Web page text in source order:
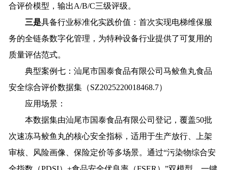
合评价模型，输出A/B/C三级评级。
三是具备行业标准化实践价值：首次实现电梯维保服
务的全链条数字化管理，为特种设备行业提供了可复用的
质量评估范式。
典型案例七：汕尾市国泰食品有限公司马鲛鱼丸食品
安全综合评价数据集（SZ2025220018468.7）
应用场景：
本数据集由汕尾市国泰食品有限公司登记，覆盖50批
次速冻马鲛鱼丸的核心安全指标，适用于生产放行、上架
审核、风险画像、保险定价等多场景。通过“污染物综合安